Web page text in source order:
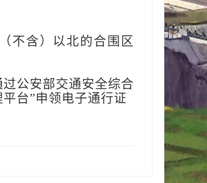
不含）以北的合围区
公安部交通安全综合
台”申领电子通行证